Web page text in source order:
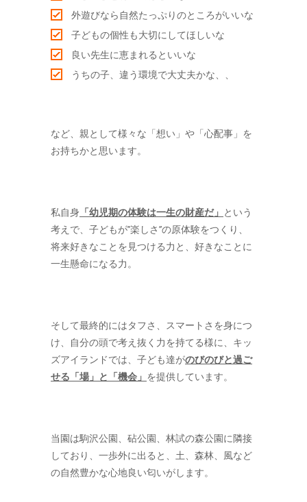
-- 学生インターン募集
外遊びなら自然たっぷりのところがいいな
子どもの個性も大切にしてほしいな
良い先生に恵まれるといいな
うちの子、違う環境で大丈夫かな、、
など、親として様々な「想い」や「心配事」を
お持ちかと思います。
私自身 「幼児期の体験は一生の財産だ」 という
考えで、子どもが’’楽しさ’’の原体験をつくり、
将来好きなことを見つける力と、好きなことに
一生懸命になる力。
そして最終的にはタフさ、スマートさを身につ
け、自分の頭で考え抜く力を持てる様に、キッ
ズアイランドでは、子ども達がのびのびと過ご
せる「場」と「機会」 を提供しています。
当園は駒沢公園、砧公園、林試の森公園に隣接
しており、一歩外に出ると、土、森林、風など
の自然豊かな心地良い匂いがします。